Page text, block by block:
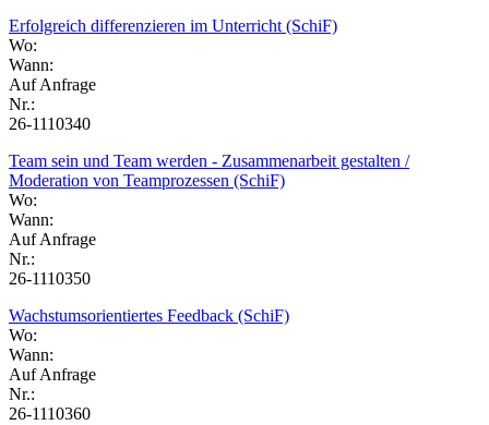
Erfolgreich differenzieren im Unterricht (SchiF)
Wo:
Wann:
Auf Anfrage
Nr.:
26-1110340
Team sein und Team werden - Zusammenarbeit gestalten /
Moderation von Teamprozessen (SchiF)
Wo:
Wann:
Auf Anfrage
Nr.:
26-1110350
Wachstumsorientiertes Feedback (SchiF)
Wo:
Wann:
Auf Anfrage
Nr.:
26-1110360